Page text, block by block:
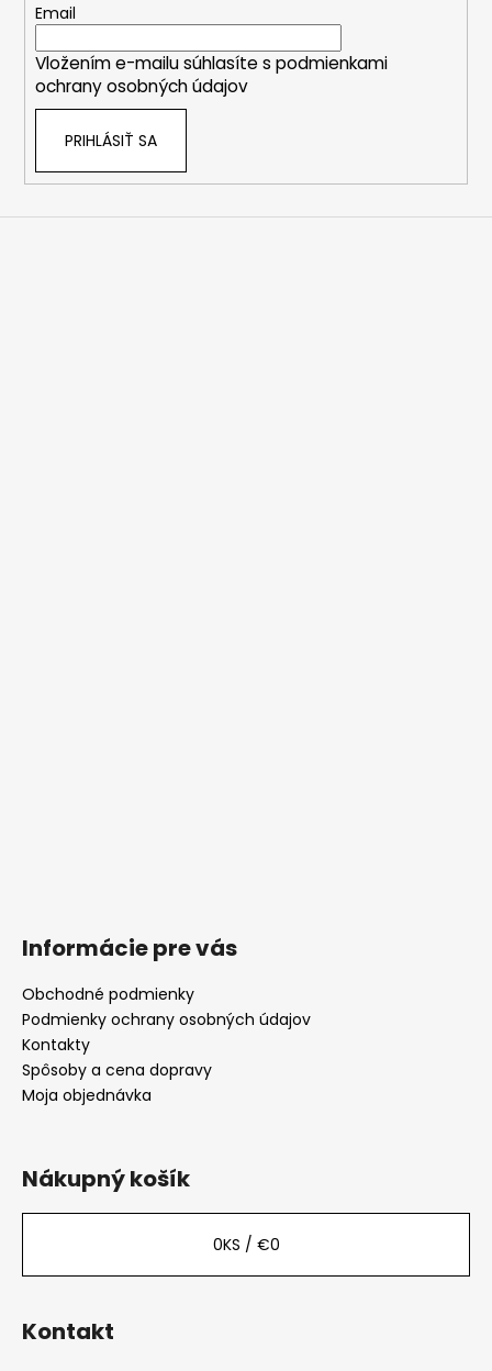
Email
Vložením e-mailu súhlasíte s podmienkami
ochrany osobných údajov
PRIHLÁSIŤ SA
Informácie pre vás
Obchodné podmienky
Podmienky ochrany osobných údajov
Kontakty
Spôsoby a cena dopravy
Moja objednávka
Nákupný košík
0KS / €0
Kontakt